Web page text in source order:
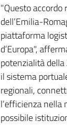
"Questo
dell’Emilia-
piattaforma
d’Europa",
potenzialità
il sistema
regionali,
l’efficienza
possibile